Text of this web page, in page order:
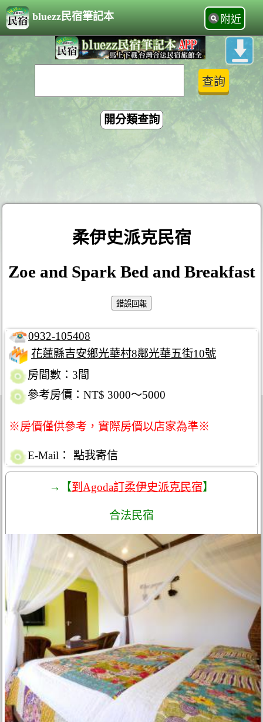
bluezz民宿筆記本 附近
開分類查詢
柔伊史派克民宿
Zoe and Spark Bed and Breakfast
0932-105408
花蓮縣吉安鄉光華村8鄰光華五街10號
房間數：3間
參考房價：NT$ 3000～5000
※房價僅供參考，實際房價以店家為準※
E-Mail： 點我寄信
→【到Agoda訂柔伊史派克民宿】
合法民宿